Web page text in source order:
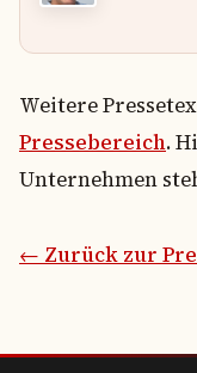
Weitere
Pressebereich.
Unternehmen
← Zurück zur